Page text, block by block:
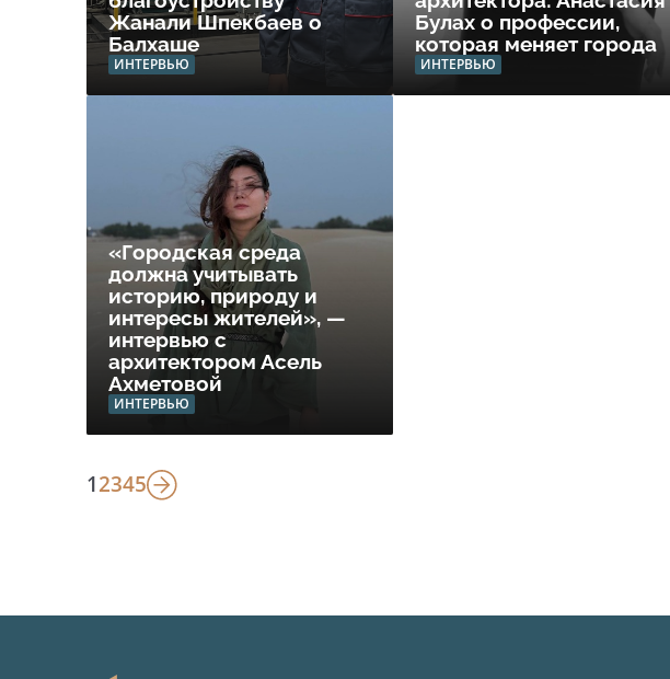
Жанали Шпекбаев о
Балхаше
ИНТЕРВЬЮ
Булах о профессии,
которая меняет города
ИНТЕРВЬЮ
«Городская среда
должна учитывать
историю, природу и
интересы жителей», —
интервью с
архитектором Асель
Ахметовой
ИНТЕРВЬЮ
12345